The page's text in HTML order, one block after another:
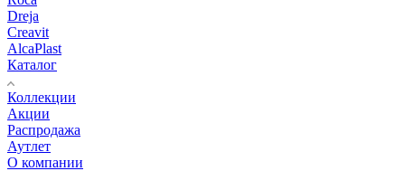
Dreja
Creavit
AlcaPlast
Каталог
Коллекции
Акции
Распродажа
Аутлет
О компании